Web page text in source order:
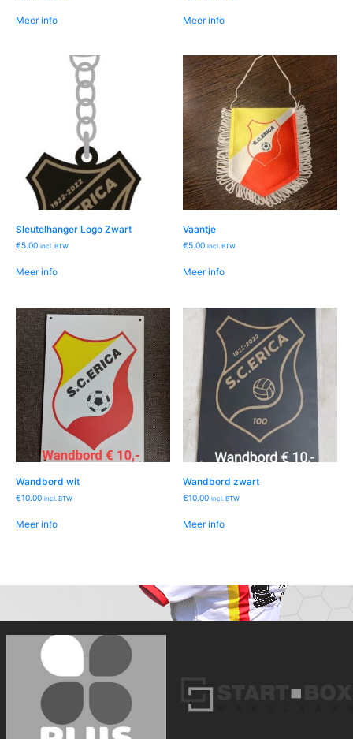
Meer info Meer info
Sleutelhanger Logo Zwart
€5.00 incl. BTW
Meer info
Vaantje
€5.00 incl. BTW
Meer info
Wandbord wit
€10.00 incl. BTW
Meer info
Wandbord zwart
€10.00 incl. BTW
Meer info